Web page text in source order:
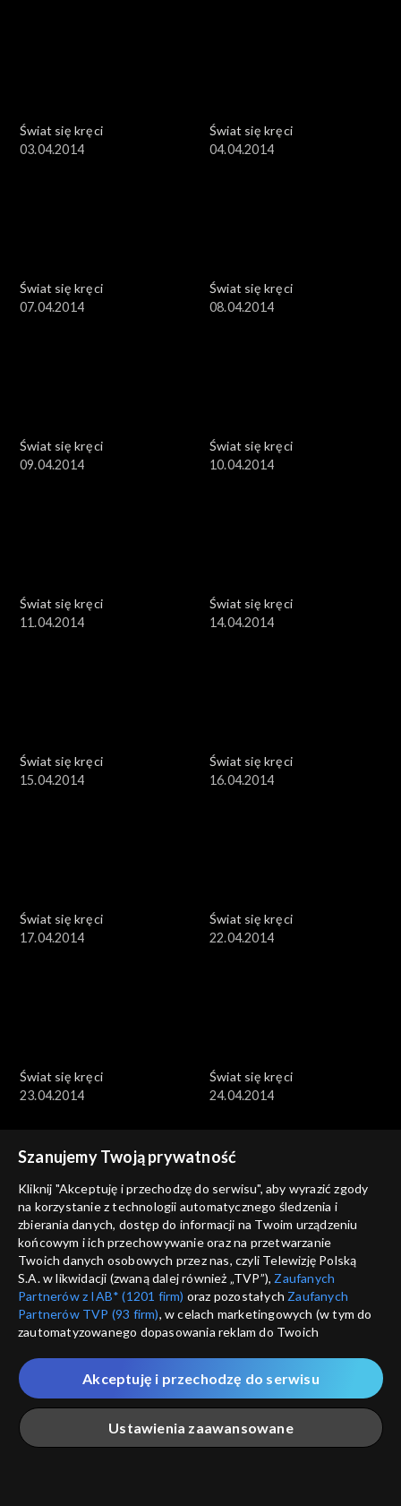
Świat się kręci
03.04.2014
Świat się kręci
04.04.2014
Świat się kręci
07.04.2014
Świat się kręci
08.04.2014
Świat się kręci
09.04.2014
Świat się kręci
10.04.2014
Świat się kręci
11.04.2014
Świat się kręci
14.04.2014
Świat się kręci
15.04.2014
Świat się kręci
16.04.2014
Świat się kręci
17.04.2014
Świat się kręci
22.04.2014
Świat się kręci
23.04.2014
Świat się kręci
24.04.2014
Świat się kręci
25.04.2014
Świat się kręci
28.04.2014
Świat się kręci
29.04.2014
Świat się kręci
30.04.2014
Szanujemy Twoją prywatność
Kliknij "Akceptuję i przechodzę do serwisu", aby wyrazić zgody
na korzystanie z technologii automatycznego śledzenia i
zbierania danych, dostęp do informacji na Twoim urządzeniu
końcowym i ich przechowywanie oraz na przetwarzanie
Twoich danych osobowych przez nas, czyli Telewizję Polską
S.A. w likwidacji (zwaną dalej również „TVP”), Zaufanych
Partnerów z IAB* (1201 firm) oraz pozostałych Zaufanych
Partnerów TVP (93 firm), w celach marketingowych (w tym do
zautomatyzowanego dopasowania reklam do Twoich
które wskazujemy poniżej, a także zgody na udostępnianie
przez nas identyfikatora PPID do Google.
Twoje dane osobowe zbierane podczas odwiedzania przez
Ciebie naszych
poszczególnych serwisówzwanych dalej
„Portalem”, w tym informacje zapisywane za pomocą
Ustawienia zaawansowane
Akceptuję i przechodzę do serwisu